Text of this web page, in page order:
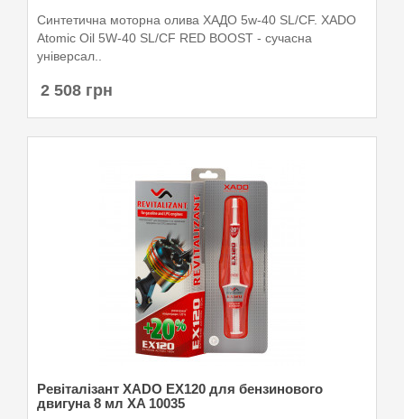
Синтетична моторна олива ХАДО 5w-40 SL/CF. XADO
Atomic Oil 5W-40 SL/CF RED BOOST - сучасна
універсал..
2 508 грн
Ревіталізант XADO EX120 для бензинового
двигуна 8 мл XA 10035